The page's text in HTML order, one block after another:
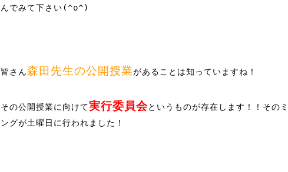
んでみて下さい(^o^)
皆さん森田先生の公開授業があることは知っていますね！
その公開授業に向けて実行委員会というものが存在します！！その
ングが土曜日に行われました！